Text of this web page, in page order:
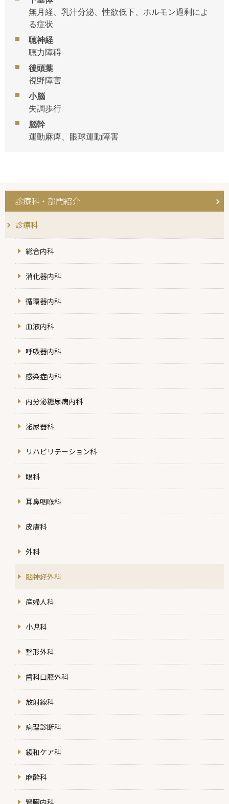
無月経、乳汁分泌、性欲低下、ホルモン過剰によ
る症状
聴神経
聴力障碍
後頭葉
視野障害
小脳
失調歩行
脳幹
運動麻痺、眼球運動障害
診療科・部門紹介
診療科
総合内科
消化器内科
循環器内科
血液内科
呼吸器内科
感染症内科
内分泌糖尿病内科
泌尿器科
リハビリテーション科
眼科
耳鼻咽喉科
皮膚科
外科
脳神経外科
産婦人科
小児科
整形外科
歯科口腔外科
放射線科
病理診断科
緩和ケア科
麻酔科